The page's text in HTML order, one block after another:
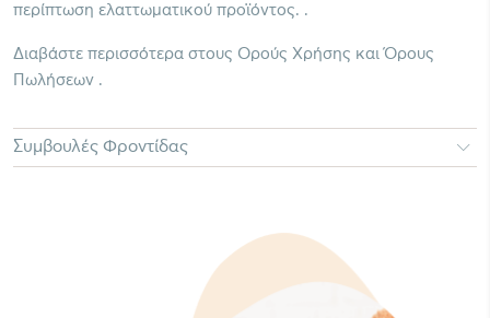
περίπτωση ελαττωματικού προϊόντος. .
Διαβάστε περισσότερα στους Ορούς Χρήσης και Όρους
Πωλήσεων .
Συμβουλές Φροντίδας